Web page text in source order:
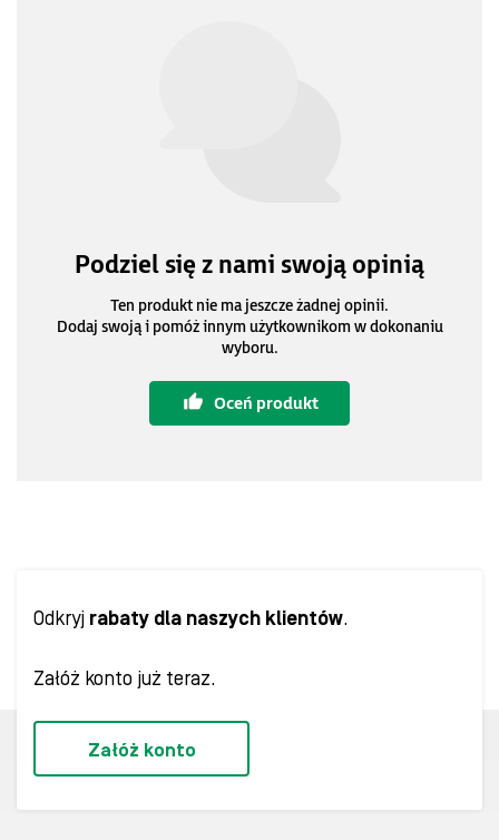
Podziel się z nami swoją opinią
Ten produkt nie ma jeszcze żadnej opinii.
Dodaj swoją i pomóż innym użytkownikom w dokonaniu
wyboru.
Oceń produkt
Odkryj rabaty dla naszych klientów.
Załóż konto już teraz.
Załóż konto